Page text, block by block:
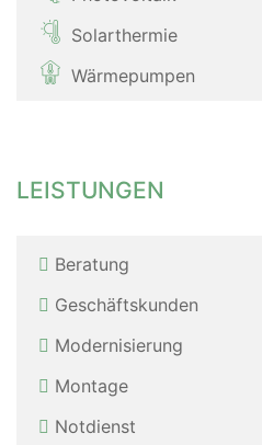
Solarthermie
Wärmepumpen
LEISTUNGEN
Beratung
Geschäftskunden
Modernisierung
Montage
Notdienst